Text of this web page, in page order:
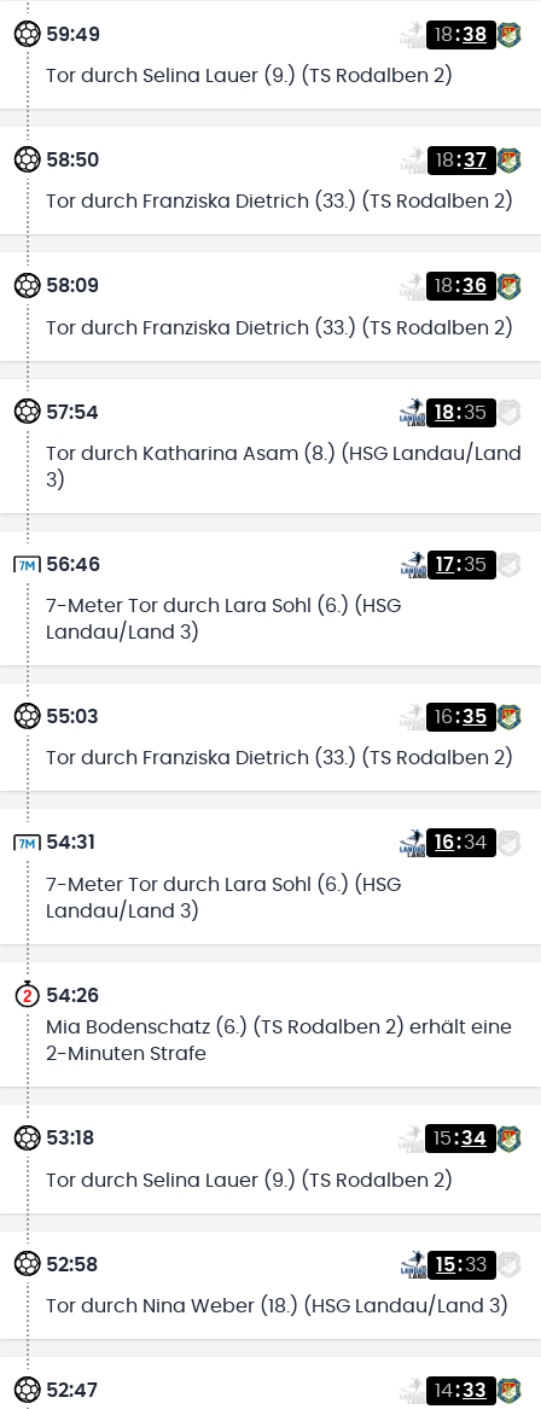
59:49 18:38
Tor durch Selina Lauer (9.) (TS Rodalben 2)
58:50 18:37
Tor durch Franziska Dietrich (33.) (TS Rodalben 2)
58:09 18:36
Tor durch Franziska Dietrich (33.) (TS Rodalben 2)
57:54 18:35
Tor durch Katharina Asam (8.) (HSG Landau/Land
3)
56:46 17:35
7-Meter Tor durch Lara Sohl (6.) (HSG
Landau/Land 3)
55:03 16:35
Tor durch Franziska Dietrich (33.) (TS Rodalben 2)
54:31 16:34
7-Meter Tor durch Lara Sohl (6.) (HSG
Landau/Land 3)
54:26
Mia Bodenschatz (6.) (TS Rodalben 2) erhält eine
2-Minuten Strafe
53:18 15:34
Tor durch Selina Lauer (9.) (TS Rodalben 2)
52:58 15:33
Tor durch Nina Weber (18.) (HSG Landau/Land 3)
52:47 14:33